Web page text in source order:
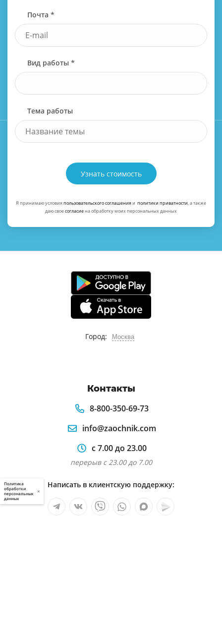
Почта *
Вид работы *
Тема работы
Узнать стоимость
Я принимаю условияпользовательского соглашенияи политики приватности, а также
даю своесогласиена обработку моих персональных данных
Город: Москва
Контакты
8-800-350-69-73
info@zaochnik.com
с 7.00 до 23.00
перерыв с 23.00 до 7.00
Написать в клиентскую поддержку:
Политика
обработки
персональных
данных
×